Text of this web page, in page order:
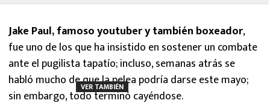
Jake Paul, famoso youtuber y también boxeador,
fue uno de los que ha insistido en sostener un combate
ante el pugilista tapatío; incluso, semanas atrás se
habló mucho de que la pelea podría darse este mayo;
sin embargo, todo terminó cayéndose.
VER TAMBIÉN